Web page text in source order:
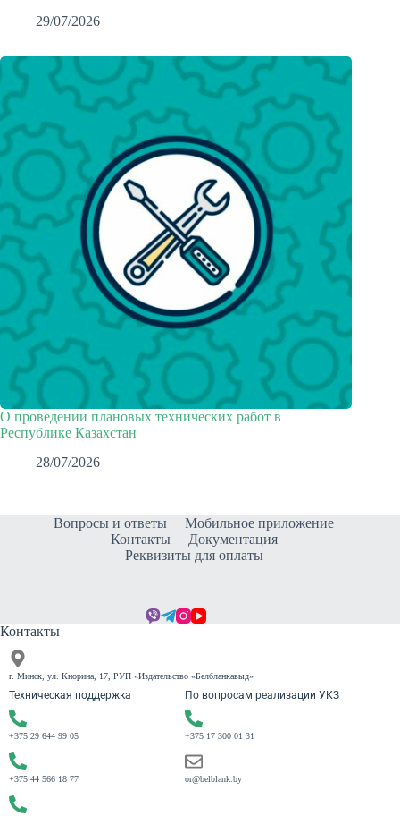
29/07/2026
О проведении плановых технических работ в
Республике Казахстан
28/07/2026
Вопросы и ответы
Мобильное приложение
Контакты
Документация
Реквизиты для оплаты
Контакты
г. Минск, ул. Кнорина, 17, РУП «Издательство «Белбланкавыд»
Техническая поддержка
+375 29 644 99 05
+375 44 566 18 77
По вопросам реализации УКЗ
+375 17 300 01 31
or@belblank.by